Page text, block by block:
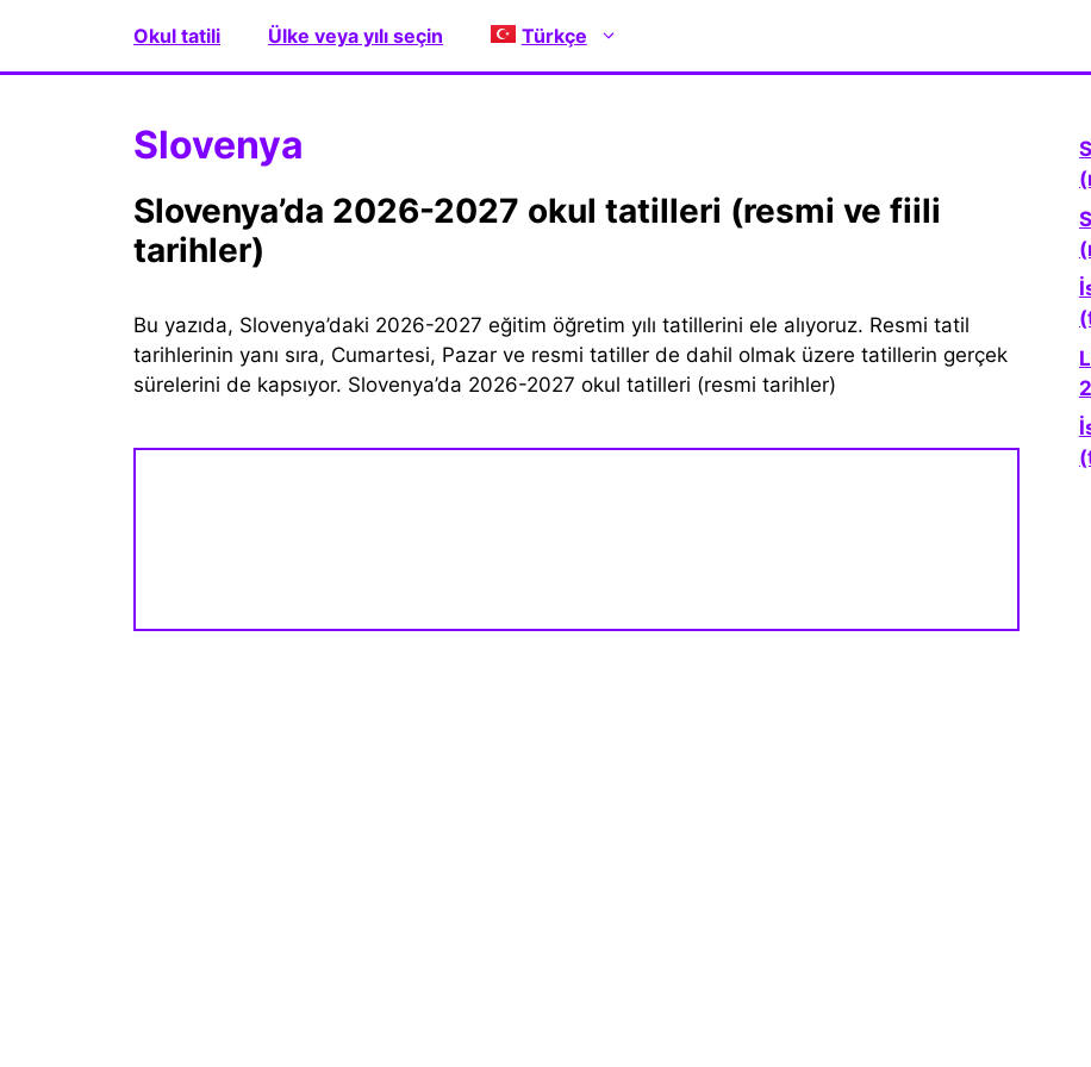
Okul tatili Ülke veya yılı seçin Türkçe
Slovenya
Slovenya’da 2026-2027 okul tatilleri (resmi ve fiili
tarihler)
Bu yazıda, Slovenya’daki 2026-2027 eğitim öğretim yılı tatillerini ele alıyoruz. Resmi tatil
tarihlerinin yanı sıra, Cumartesi, Pazar ve resmi tatiller de dahil olmak üzere tatillerin gerçek
sürelerini de kapsıyor. Slovenya’da 2026-2027 okul tatilleri (resmi tarihler)
Slovenya’da 2026-2027 okul tatilleri
Slovakya’da 2026-2027 okul tatilleri
İsveç’te 2026-2027 okul tatilleri
Lüksemburg’da okul tatilleri 2026-
İsviçre’de 2026-2027 okul tatilleri